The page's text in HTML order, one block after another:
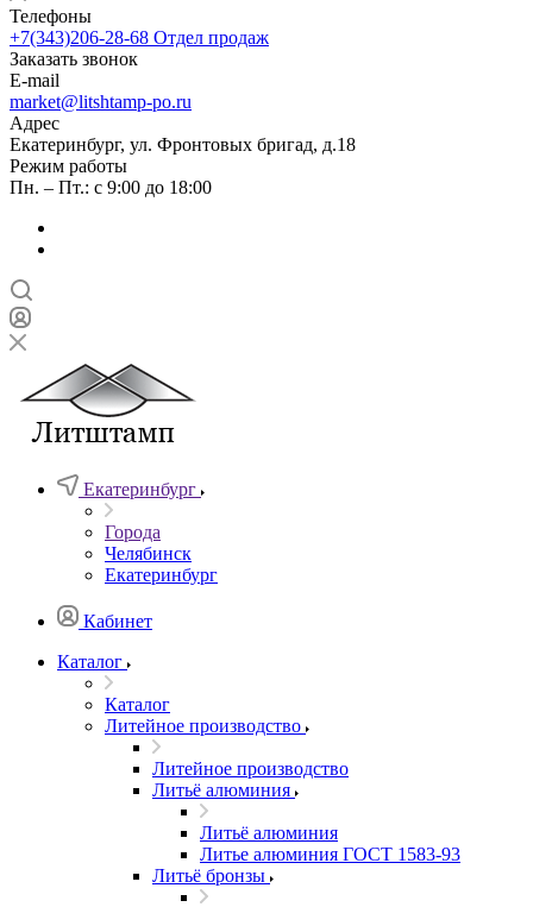
Телефоны
+7(343)206-28-68 Отдел продаж
Заказать звонок
E-mail
market@litshtamp-po.ru
Адрес
Екатеринбург, ул. Фронтовых бригад, д.18
Режим работы
Пн. – Пт.: с 9:00 до 18:00
Екатеринбург
Города
Челябинск
Екатеринбург
Кабинет
Каталог
Каталог
Литейное производство
Литейное производство
Литьё алюминия
Литьё алюминия
Литье алюминия ГОСТ 1583-93
Литьё бронзы